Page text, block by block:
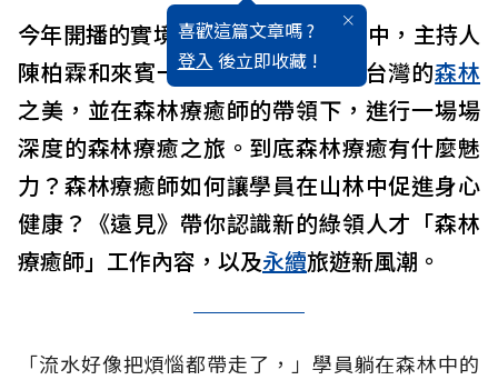
喜歡這篇文章嗎 ?
登入 後立即收藏 !
今年開播的實境節目《極島森林2》中，主持人
陳柏霖和來賓一同走入山林，體驗台灣的森林
之美，並在森林療癒師的帶領下，進行一場場
深度的森林療癒之旅。到底森林療癒有什麼魅
力？森林療癒師如何讓學員在山林中促進身心
健康？《遠見》帶你認識新的綠領人才「森林
療癒師」工作內容，以及永續旅遊新風潮。
「流水好像把煩惱都帶走了，」學員躺在森林中的